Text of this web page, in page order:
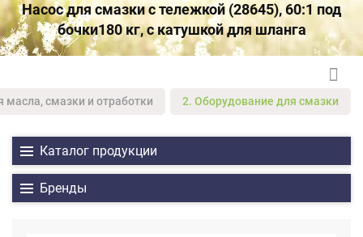
Насос для смазки с тележкой (28645), 60:1 под
бочки180 кг, с катушкой для шланга
смазки и отработки 2. Оборудование для смазки
Каталог продукции
Бренды